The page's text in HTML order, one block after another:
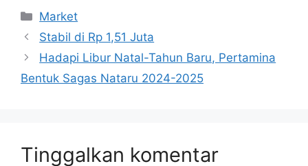
Kategori
Market
Stabil di Rp 1,51 Juta
Hadapi Libur Natal-Tahun Baru, Pertamina
Bentuk Sagas Nataru 2024-2025
Tinggalkan komentar